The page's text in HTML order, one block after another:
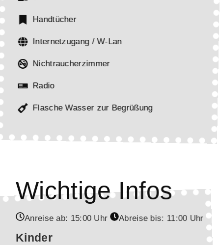
Handtücher
Internetzugang / W-Lan
Nichtraucherzimmer
Radio
Flasche Wasser zur Begrüßung
Wichtige Infos
Anreise ab: 15:00Uhr Abreise bis: 11:00 Uhr
Kinder